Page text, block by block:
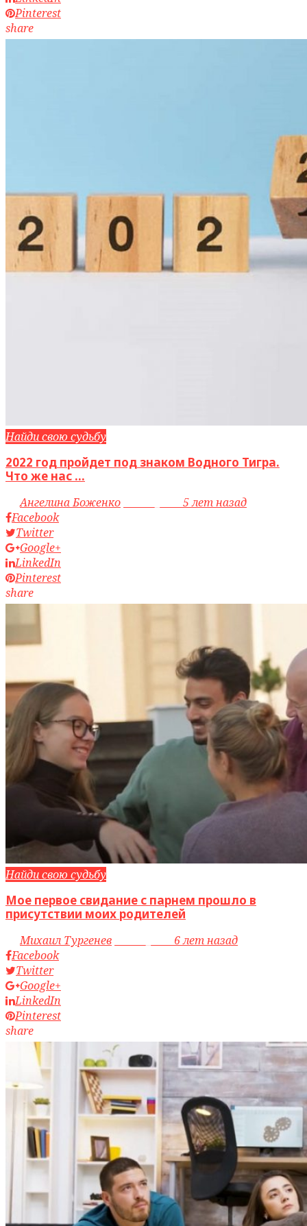
Pinterest
share
Найди свою судьбу
2022 год пройдет под знаком Водного Тигра.
Что же нас ...
byАнгелина Боженко
5 лет назад
Facebook
Twitter
Google+
LinkedIn
Pinterest
share
Найди свою судьбу
Мое первое свидание с парнем прошло в
присутствии моих родителей
byМихаил Тургенев
6 лет назад
Facebook
Twitter
Google+
LinkedIn
Pinterest
share